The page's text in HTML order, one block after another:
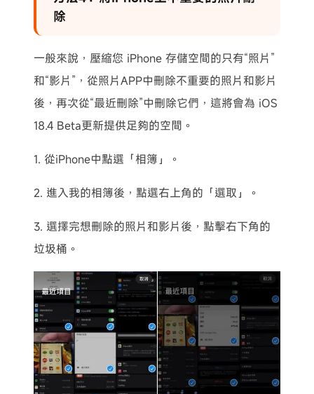
除
一般來說，壓縮您 iPhone 存儲空間的只有“照片”
和“影片”，從照片APP中刪除不重要的照片和影片
後，再次從“最近刪除”中刪除它們，這將會為 iOS
18.4 Beta更新提供足夠的空間。
1. 從iPhone中點選「相簿」。
2. 進入我的相簿後，點選右上角的「選取」。
3. 選擇完想刪除的照片和影片後，點擊右下角的
垃圾桶。